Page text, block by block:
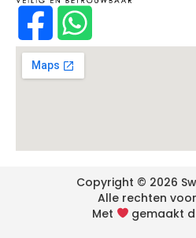
Met gemaakt
Copyright © 2026
Alle rechten